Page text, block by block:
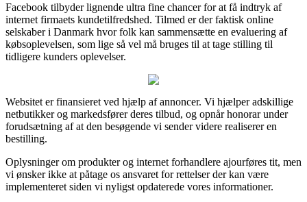
Facebook tilbyder lignende ultra fine chancer for at få indtryk af
internet firmaets kundetilfredshed. Tilmed er der faktisk online
selskaber i Danmark hvor folk kan sammensætte en evaluering af
købsoplevelsen, som lige så vel må bruges til at tage stilling til
tidligere kunders oplevelser.
Websitet er finansieret ved hjælp af annoncer. Vi hjælper adskillige
netbutikker og markedsfører deres tilbud, og opnår honorar under
forudsætning af at den besøgende vi sender videre realiserer en
bestilling.
Oplysninger om produkter og internet forhandlere ajourføres tit, men
vi ønsker ikke at påtage os ansvaret for rettelser der kan være
implementeret siden vi nyligst opdaterede vores informationer.